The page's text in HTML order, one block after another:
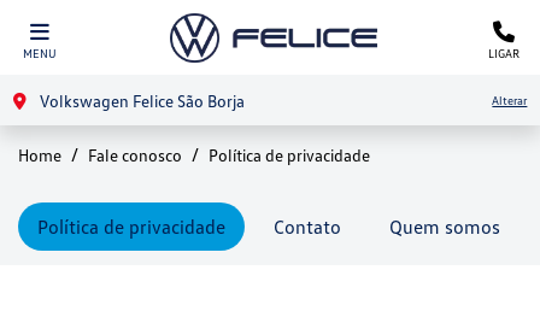
MENU LIGAR
Volkswagen Felice São Borja Alterar
Home Fale conosco Política de privacidade
Contato Quem somos
Política de privacidade